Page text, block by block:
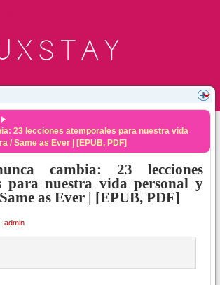
23 lecciones atemporales para nuestra vida
/ Same as Ever | [EPUB, PDF]
cambia: 23 lecciones
para nuestra vida personal y
as Ever | [EPUB, PDF]
admin